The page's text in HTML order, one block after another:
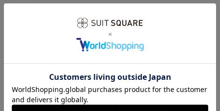
をブレンドして強度を高めています。
フトな風合いはそのままにポリエステルをブレンドして強度も
向上。脇やアームホールなどのシワになりやすい部分に、薄い
芯地を挟み込んだ特殊な“テープ縫製”を施し補強しました。